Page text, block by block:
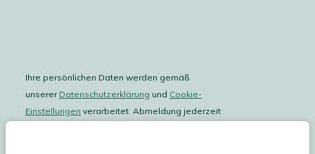
Ihre persönlichen Daten werden gemäß
unserer Datenschutzerklärung und Cookie-
Einstellungen verarbeitet. Abmeldung jederzeit